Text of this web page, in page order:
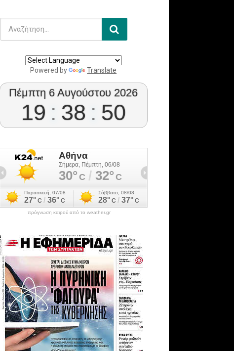
Powered by Translate
Πέμπτη 6 Αυγούστου 2026
19 : 38 : 50
πρόγνωση καιρού από το weather.gr